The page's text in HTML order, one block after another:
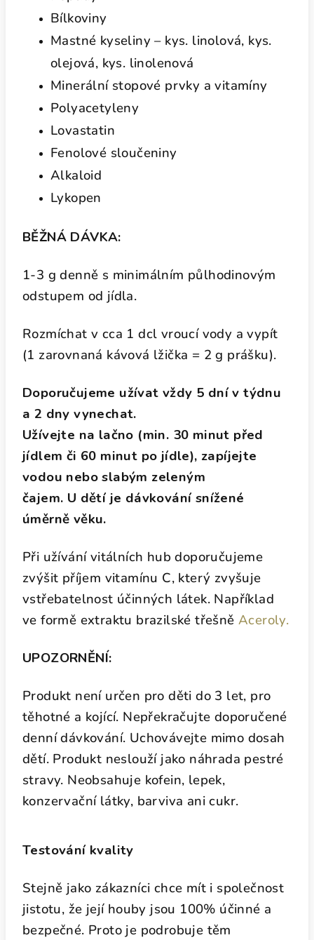
Bílkoviny
Mastné kyseliny – kys. linolová, kys.
olejová, kys. linolenová
Minerální stopové prvky a vitamíny
Polyacetyleny
Lovastatin
Fenolové sloučeniny
Alkaloid
Lykopen
BĚŽNÁ DÁVKA:
1-3 g denně s minimálním půlhodinovým
odstupem od jídla.
Rozmíchat v cca 1 dcl vroucí vody a vypít
(1 zarovnaná kávová lžička = 2 g prášku).
Doporučujeme užívat vždy 5 dní v týdnu
a 2 dny vynechat.
Užívejte na lačno (min. 30 minut před
jídlem či 60 minut po jídle), zapíjejte
vodou nebo slabým zeleným
čajem. U dětí je dávkování snížené
úměrně věku.
Při užívání vitálních hub doporučujeme
zvýšit příjem vitamínu C, který zvyšuje
vstřebatelnost účinných látek. Například
ve formě extraktu brazilské třešně Aceroly.
UPOZORNĚNÍ:
Produkt není určen pro děti do 3 let, pro
těhotné a kojící. Nepřekračujte doporučené
denní dávkování. Uchovávejte mimo dosah
dětí. Produkt neslouží jako náhrada pestré
stravy. Neobsahuje kofein, lepek,
konzervační látky, barviva ani cukr.
Testování kvality
Stejně jako zákazníci chce mít i společnost
jistotu, že její houby jsou 100% účinné a
bezpečné. Proto je podrobuje těm